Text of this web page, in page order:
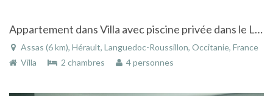
Appartement dans Villa avec piscine privée dans le Languedoc-Roussillon
Assas (6 km), Hérault, Languedoc-Roussillon, Occitanie, France
Villa
2 chambres 4 personnes